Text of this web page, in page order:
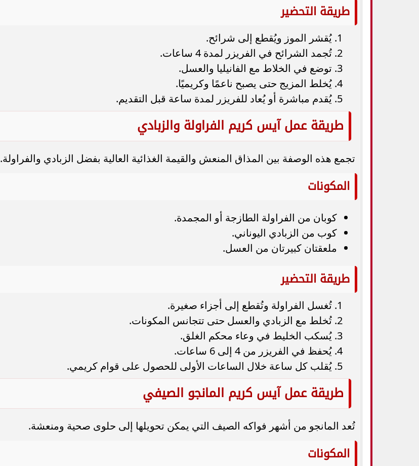
طريقة التحضير
يُقشر الموز ويُقطع إلى شرائح.
تُجمد الشرائح في الفريزر لمدة 4 ساعات.
توضع في الخلاط مع الفانيليا والعسل.
يُخلط المزيج حتى يصبح ناعمًا وكريميًا.
يُقدم مباشرة أو يُعاد للفريزر لمدة ساعة قبل التقديم.
طريقة عمل آيس كريم الفراولة والزبادي
تجمع هذه الوصفة بين المذاق المنعش والقيمة الغذائية العالية بفضل الزبادي والفراولة.
المكونات
كوبان من الفراولة الطازجة أو المجمدة.
كوب من الزبادي اليوناني.
ملعقتان كبيرتان من العسل.
طريقة التحضير
تُغسل الفراولة وتُقطع إلى أجزاء صغيرة.
تُخلط مع الزبادي والعسل حتى تتجانس المكونات.
يُسكب الخليط في وعاء محكم الغلق.
يُحفظ في الفريزر من 4 إلى 6 ساعات.
يُقلب كل ساعة خلال الساعات الأولى للحصول على قوام كريمي.
طريقة عمل آيس كريم المانجو الصيفي
تُعد المانجو من أشهر فواكه الصيف التي يمكن تحويلها إلى حلوى صحية ومنعشة.
المكونات